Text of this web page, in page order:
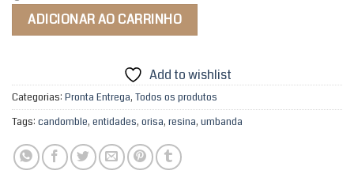
ADICIONAR AO CARRINHO
Add to wishlist
Categorias: Pronta Entrega, Todos os produtos
Tags: candomble, entidades, orisa, resina, umbanda